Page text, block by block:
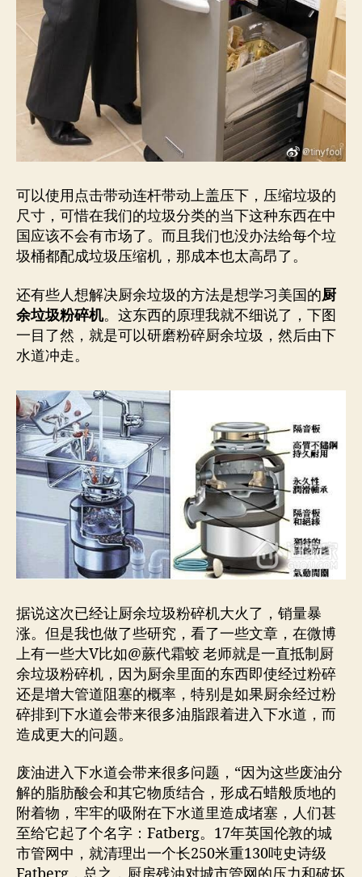
可以使用点击带动连杆带动上盖压下，压缩垃圾的
尺寸，可惜在我们的垃圾分类的当下这种东西在中
国应该不会有市场了。而且我们也没办法给每个垃
圾桶都配成垃圾压缩机，那成本也太高昂了。
还有些人想解决厨余垃圾的方法是想学习美国的厨
余垃圾粉碎机。这东西的原理我就不细说了，下图
一目了然，就是可以研磨粉碎厨余垃圾，然后由下
水道冲走。
据说这次已经让厨余垃圾粉碎机大火了，销量暴
涨。但是我也做了些研究，看了一些文章，在微博
上有一些大V比如@蕨代霜蛟 老师就是一直抵制厨
余垃圾粉碎机，因为厨余里面的东西即使经过粉碎
还是增大管道阻塞的概率，特别是如果厨余经过粉
碎排到下水道会带来很多油脂跟着进入下水道，而
造成更大的问题。
废油进入下水道会带来很多问题，“因为这些废油分
解的脂肪酸会和其它物质结合，形成石蜡般质地的
附着物，牢牢的吸附在下水道里造成堵塞，人们甚
至给它起了个名字：Fatberg。17年英国伦敦的城
市管网中，就清理出一个长250米重130吨史诗级